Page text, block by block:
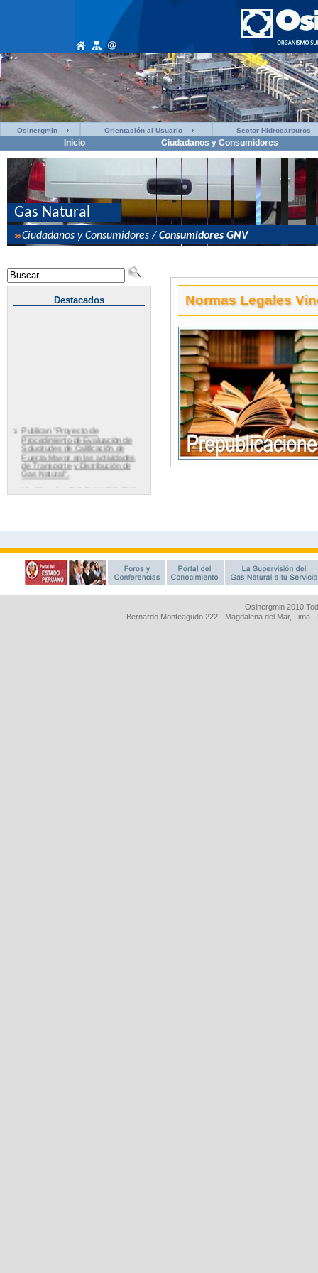
Osinergmin Orientación al Usuario Sector Hidrocarburos
Inicio Ciudadanos y Consumidores
Osinergmin 2010
Bernardo Monteagudo 222 - Magdalena del Mar, Lima